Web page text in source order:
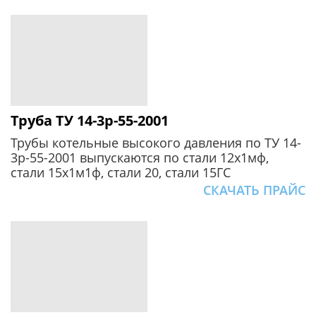
Труба ТУ 14-3р-55-2001
Трубы котельные высокого давления по ТУ 14-
3р-55-2001 выпускаются по стали 12х1мф,
стали 15х1м1ф, стали 20, стали 15ГС
СКАЧАТЬ ПРАЙС